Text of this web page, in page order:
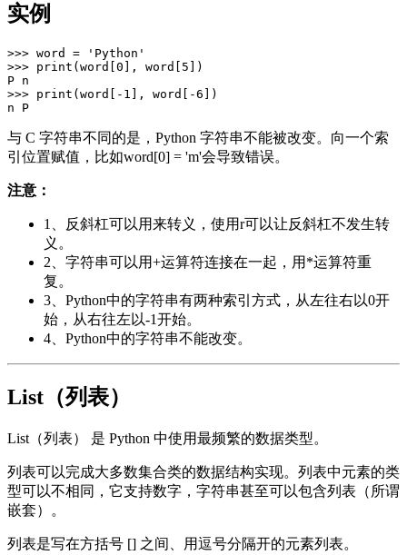
实例
>>> word = 'Python'
>>> print(word[0], word[5])
P n
>>> print(word[-1], word[-6])
与 C 字符串不同的是，Python 字符串不能被改变。向一个索
引位置赋值，比如word[0] = 'm'会导致错误。
注意：
1、反斜杠可以用来转义，使用r可以让反斜杠不发生转
义。
2、字符串可以用+运算符连接在一起，用*运算符重
复。
3、Python中的字符串有两种索引方式，从左往右以0开
始，从右往左以-1开始。
4、Python中的字符串不能改变。
List（列表）
List（列表） 是 Python 中使用最频繁的数据类型。
列表可以完成大多数集合类的数据结构实现。列表中元素的类
型可以不相同，它支持数字，字符串甚至可以包含列表（所谓
嵌套）。
列表是写在方括号 [] 之间、用逗号分隔开的元素列表。